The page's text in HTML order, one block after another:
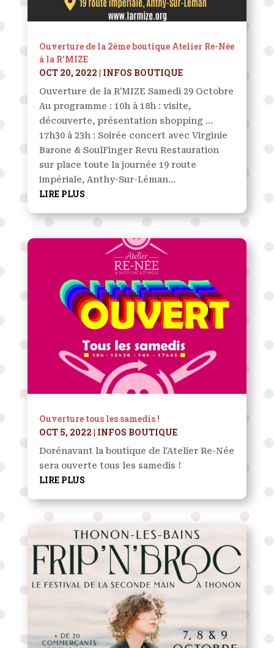
Ouverture de la 2ème boutique Atelier Re-Née
à la R’MIZE
OCT 20, 2022 | INFOS BOUTIQUE
Ouverture de la R'MIZE Samedi 29 Octobre
Au programme : 10h à 18h : visite,
découverte, présentation shopping ...
17h30 à 23h : Soirée concert avec Virginie
Barone & SoulFinger Revu Restauration
sur place toute la journée 19 route
impériale, Anthy-Sur-Léman...
LIRE PLUS
Ouverture tous les samedis !
OCT 5, 2022 | INFOS BOUTIQUE
Dorénavant la boutique de l'Atelier Re-Née
sera ouverte tous les samedis !
LIRE PLUS